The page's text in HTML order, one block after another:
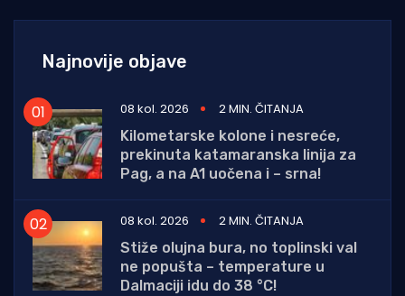
Najnovije objave
08 kol. 2026
2 MIN. ČITANJA
Kilometarske kolone i nesreće,
prekinuta katamaranska linija za
Pag, a na A1 uočena i – srna!
08 kol. 2026
2 MIN. ČITANJA
Stiže olujna bura, no toplinski val
ne popušta – temperature u
Dalmaciji idu do 38 °C!